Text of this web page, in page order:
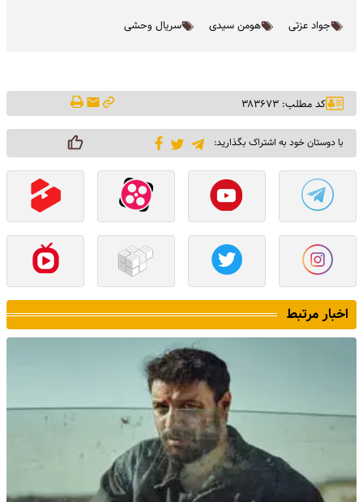
جواد عزتی هومن سیدی سریال وحشی
کد مطلب: ۳۸۳۶۷۳
با دوستان خود به اشتراک بگذارید:
اخبار مرتبط